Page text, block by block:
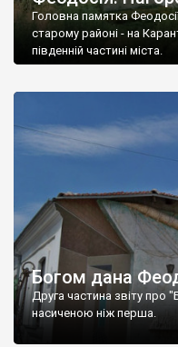
Головна памятка
старому районі - на
південній частині міста.
Богом дана
Друга частина звіту про
насиченою ніж перша.